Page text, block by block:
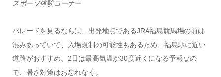
スポーツ体験コーナー
パレードを見るならば、出発地点であるJRA福島競馬場の前は
混みあっていて、入場規制の可能性もあるため、福島駅に近い
道路がおすすめ。2日は最高気温が30度近くになる予報なの
で、暑さ対策はお忘れなく。